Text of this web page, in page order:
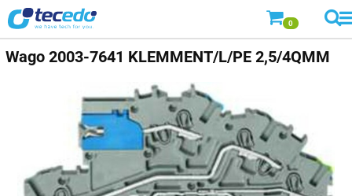
0
Wago 2003-7641 KLEMMENT/L/PE 2,5/4QMM